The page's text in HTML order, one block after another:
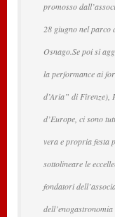
promosso
28 giugno nel
Osnago.Se poi si
la performance ai
d’Aria” di Firenze),
d’Europe, ci sono
vera e propria festa
sottolineare le
fondatori